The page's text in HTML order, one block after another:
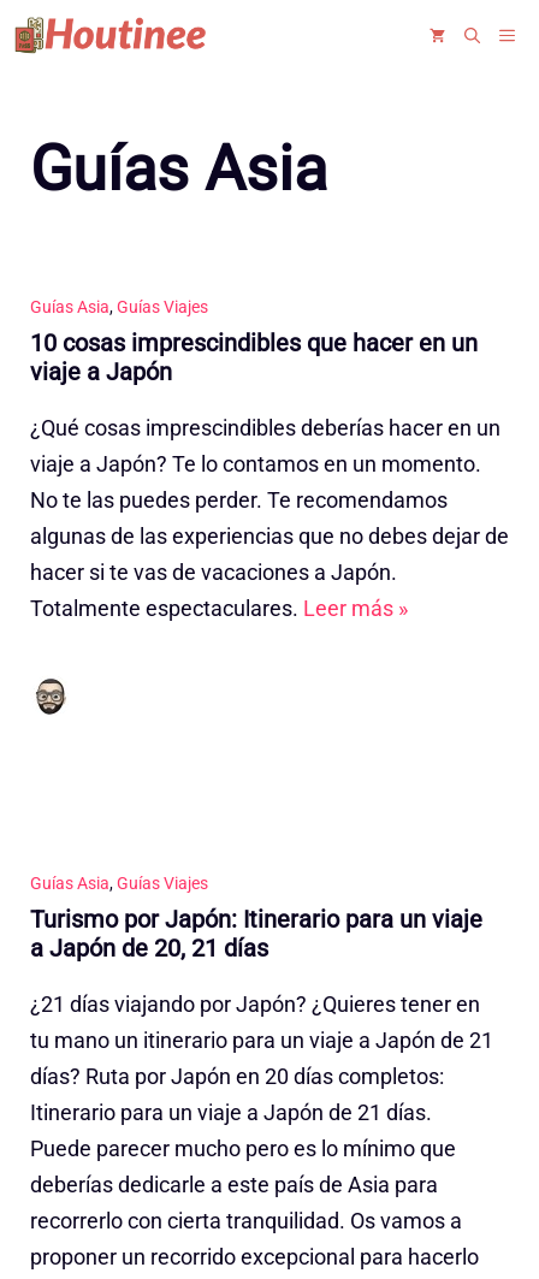
Saltar
al
Guías Asia
Guías Asia,Guías Viajes
10 cosas imprescindibles que hacer en un
viaje a Japón
¿Qué cosas imprescindibles deberías hacer en un
viaje a Japón? Te lo contamos en un momento.
No te las puedes perder. Te recomendamos
algunas de las experiencias que no debes dejar de
hacer si te vas de vacaciones a Japón.
Totalmente espectaculares. Leer más »
Guías Asia,Guías Viajes
Turismo por Japón: Itinerario para un viaje
a Japón de 20, 21 días
¿21 días viajando por Japón? ¿Quieres tener en
tu mano un itinerario para un viaje a Japón de 21
días? Ruta por Japón en 20 días completos:
Itinerario para un viaje a Japón de 21 días.
Puede parecer mucho pero es lo mínimo que
deberías dedicarle a este país de Asia para
recorrerlo con cierta tranquilidad. Os vamos a
proponer un recorrido excepcional para hacerlo